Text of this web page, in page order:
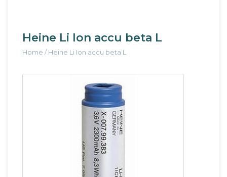
Heine Li Ion accu beta L
Home /Heine Li Ion accu beta L